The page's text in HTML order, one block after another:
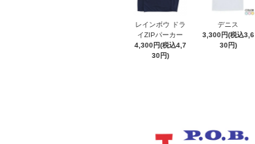
レインボウ ドラ
イZIPパーカー
4,300円(税込4,7
30円)
デニス
3,300円(税込3,6
30円)